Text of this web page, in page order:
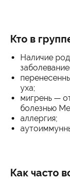
Кто в
Наличие
уха;
мигрень —
болезнью
аллергия;
Как часто